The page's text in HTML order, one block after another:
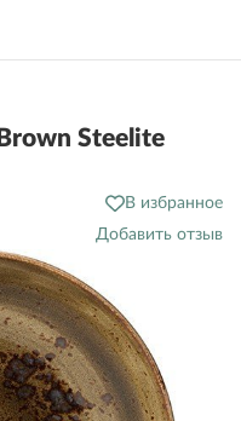
Steelite
В избранное
Добавить отзыв